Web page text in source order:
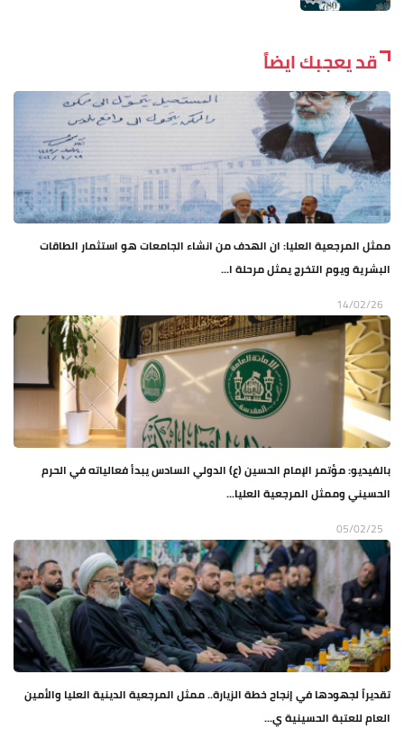
قد يعجبك ايضاً
ممثل المرجعية العليا: ان الهدف من انشاء الجامعات هو استثمار الطاقات
البشرية ويوم التخرج يمثل مرحلة ا...
14/02/26
بالفيديو: مؤتمر الإمام الحسين (ع) الدولي السادس يبدأ فعالياته في الحرم
الحسيني وممثل المرجعية العليا...
05/02/25
تقديراً لجهودها في إنجاح خطة الزيارة.. ممثل المرجعية الدينية العليا والأمين
العام للعتبة الحسينية ي...